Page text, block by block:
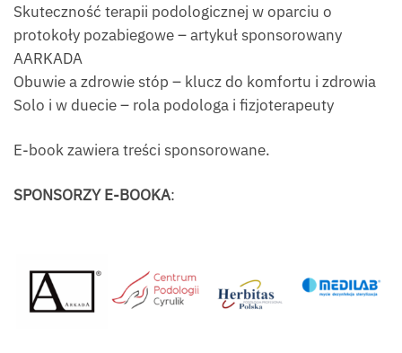
Skuteczność terapii podologicznej w oparciu o
protokoły pozabiegowe – artykuł sponsorowany
AARKADA
Obuwie a zdrowie stóp – klucz do komfortu i zdrowia
Solo i w duecie – rola podologa i fizjoterapeuty
E-book zawiera treści sponsorowane.
SPONSORZY E-BOOKA: